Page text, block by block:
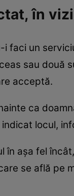
în
i faci un
sau două
acceptă.
ca
locul,
în aşa fel
se află pe